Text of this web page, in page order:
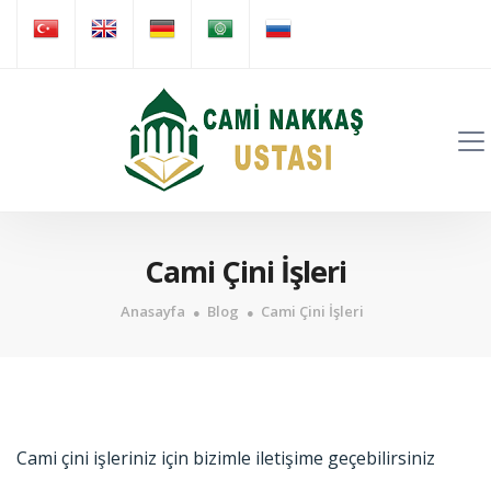
Cami Çini İşleri
Anasayfa Blog Cami Çini İşleri
Cami çini işleriniz için bizimle iletişime geçebilirsiniz